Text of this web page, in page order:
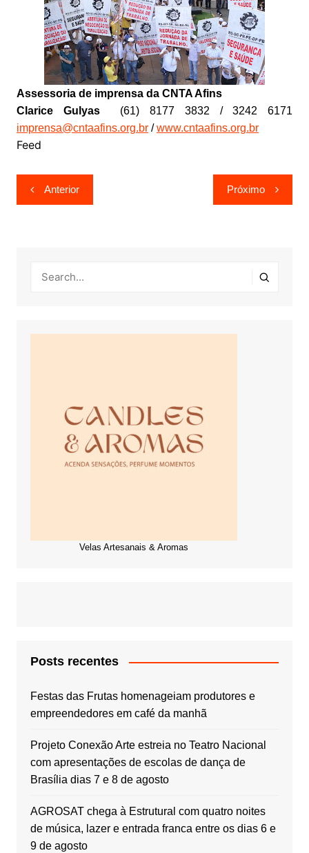
Assessoria de imprensa da CNTA Afins
Clarice Gulyas(61) 8177 3832 / 3242 6171
imprensa@cntaafins.org.br/www.cntaafins.org.br
Feed
Navegação
de
Anterior Próximo
Velas Artesanais & Aromas
Posts recentes
Festas das Frutas homenageiam produtores e
empreendedores em café da manhã
Projeto Conexão Arte estreia no Teatro Nacional
com apresentações de escolas de dança de
Brasília dias 7 e 8 de agosto
AGROSAT chega à Estrutural com quatro noites
de música, lazer e entrada franca entre os dias 6 e
9 de agosto